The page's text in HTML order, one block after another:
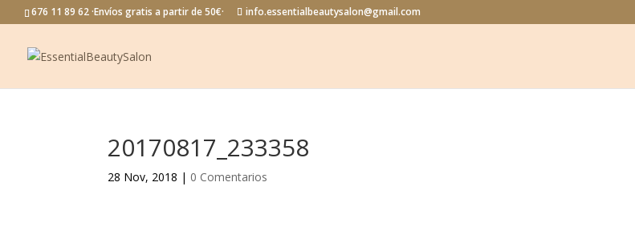
676 11 89 62 ·Envíos gratis a partir de 50€· info.essentialbeautysalon@gmail.com
20170817_233358
28 Nov, 2018 | 0 Comentarios